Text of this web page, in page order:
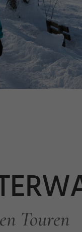
Touren